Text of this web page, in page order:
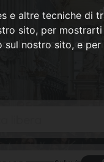
e altre tecniche di
sito, per
sul nostro sito, e
dei nostri cori